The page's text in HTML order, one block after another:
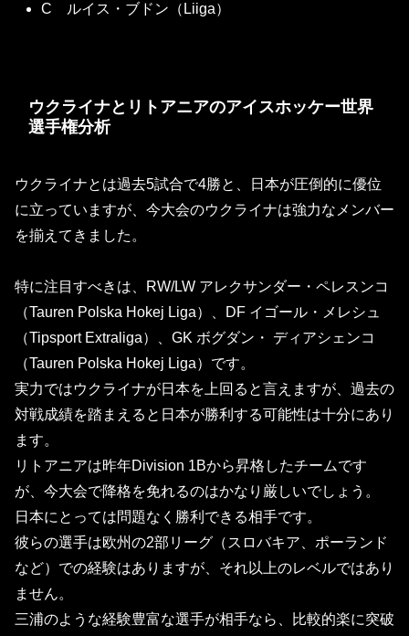
C ルイス・ブドン（Liiga）
ウクライナとリトアニアのアイスホッケー世界
選手権分析
ウクライナとは過去5試合で4勝と、日本が圧倒的に優位
に立っていますが、 今大会のウクライナは強力なメンバー
を揃えてきました。
特に注目すべきは、RW/LW アレクサンダー・ペレスンコ
（Tauren Polska Hokej Liga）、DF イゴール・メレシュ
（Tipsport Extraliga）、GK ボグダン・
ディアシェンコ
（Tauren Polska Hokej Liga）です。
実力ではウクライナが日本を上回ると言えますが、過去の
対戦成績を踏まえると日本が勝利する可能性は十分にあり
ます。
リトアニアは昨年Division 1Bから昇格したチームです
が、今大会で降格を免れるのはかなり厳しいでしょう。
日本にとっては問題なく勝利できる相手です。
彼らの選手は欧州の2部リーグ（スロバキア、ポーランド
など）での経験はありますが、それ以上のレベルではあり
ません。
三浦のような経験豊富な選手が相手なら、比較的楽に突破